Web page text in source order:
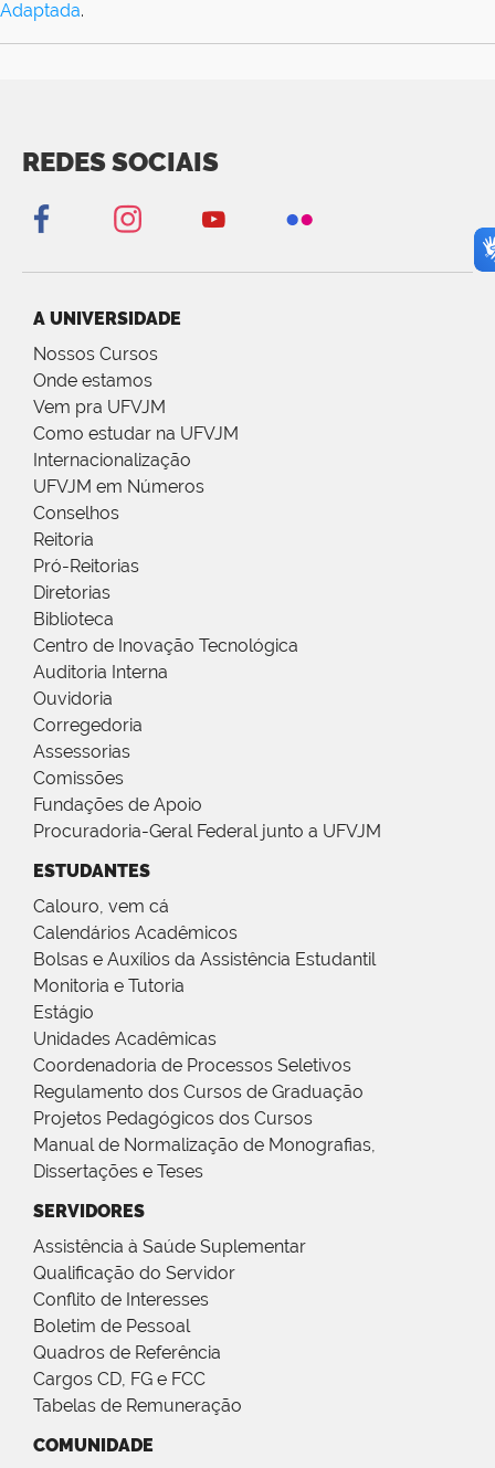
Adaptada.
REDES SOCIAIS
A UNIVERSIDADE
Nossos Cursos
Onde estamos
Vem pra UFVJM
Como estudar na UFVJM
Internacionalização
UFVJM em Números
Conselhos
Reitoria
Pró-Reitorias
Diretorias
Biblioteca
Centro de Inovação Tecnológica
Auditoria Interna
Ouvidoria
Corregedoria
Assessorias
Comissões
Fundações de Apoio
Procuradoria-Geral Federal junto a UFVJM
ESTUDANTES
Calouro, vem cá
Calendários Acadêmicos
Bolsas e Auxílios da Assistência Estudantil
Monitoria e Tutoria
Estágio
Unidades Acadêmicas
Coordenadoria de Processos Seletivos
Regulamento dos Cursos de Graduação
Projetos Pedagógicos dos Cursos
Manual de Normalização de Monografias,
Dissertações e Teses
SERVIDORES
Assistência à Saúde Suplementar
Qualificação do Servidor
Conflito de Interesses
Boletim de Pessoal
Quadros de Referência
Cargos CD, FG e FCC
Tabelas de Remuneração
COMUNIDADE